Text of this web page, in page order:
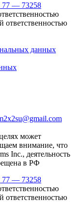
77 — 73258
ответственностью
данных
может
внимание, что
Inc., деятельность
в РФ
77 — 73258
ответственностью